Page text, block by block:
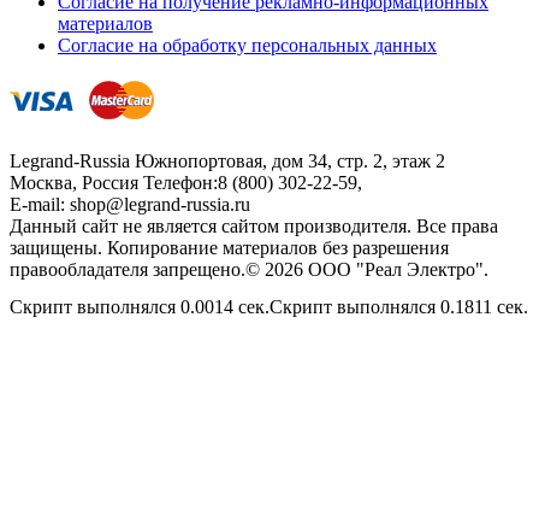
материалов
Согласие на обработку персональных данных
Legrand-Russia Южнопортовая, дом 34, стр. 2, этаж 2
Москва, Россия Телефон:8 (800) 302-22-59,
E-mail: shop@legrand-russia.ru
Данный сайт не является сайтом производителя. Все права
защищены. Копирование материалов без разрешения
правообладателя запрещено.© 2026 ООО "Реал Электро".
Скрипт выполнялся 0.0014 сек.Скрипт выполнялся 0.1811 сек.